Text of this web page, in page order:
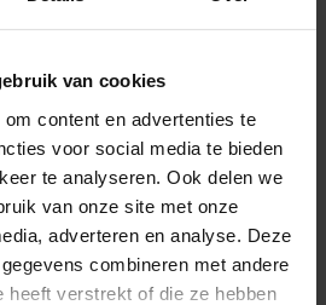
van cookies
content en advertenties te
voor social media te bieden
te analyseren. Ook delen we
van onze site met onze
adverteren en analyse. Deze
combineren met andere
heeft verstrekt of die ze hebben
opleidingen in Amsterdam, dan
van deskundige instructeurs
We zorgen ervoor dat je in
kunt maken door dit op een